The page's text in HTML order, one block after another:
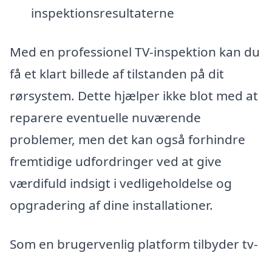
inspektionsresultaterne
Med en professionel TV-inspektion kan du
få et klart billede af tilstanden på dit
rørsystem. Dette hjælper ikke blot med at
reparere eventuelle nuværende
problemer, men det kan også forhindre
fremtidige udfordringer ved at give
værdifuld indsigt i vedligeholdelse og
opgradering af dine installationer.
Som en brugervenlig platform tilbyder tv-